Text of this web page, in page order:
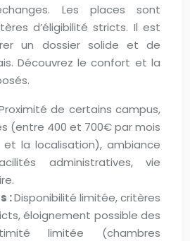
Les places sont
d’éligibilité stricts. Il est
un dossier solide et de
Découvrez le confort et la
de certains campus,
(entre 400 et 700€ par mois
la localisation), ambiance
administratives, vie
:Disponibilité limitée, critères
éloignement possible des
limitée (chambres